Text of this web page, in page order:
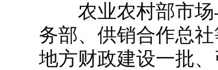
农业农村部市场
务部、供销合作总
地方财政建设一批